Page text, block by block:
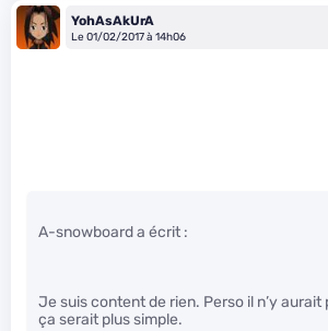
YohAsAkUrA
Le 01/02/2017 à 14h06
A-snowboard a écrit :
Je suis content de rien. Perso il n’y aurait
ça serait plus simple.